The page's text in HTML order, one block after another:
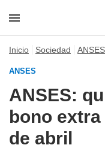
Inicio Sociedad ANSES
ANSES
ANSES:
bono extra
de abril